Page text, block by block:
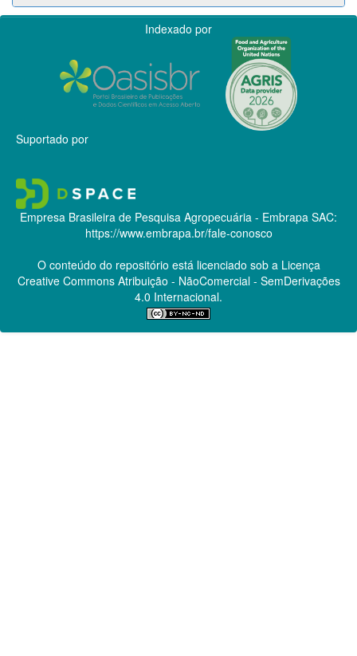
Indexado por
Suportado por
Empresa Brasileira de Pesquisa Agropecuária - Embrapa SAC:
https://www.embrapa.br/fale-conosco
O conteúdo do repositório está licenciado sob a Licença
Creative CommonsAtribuição - NãoComercial - SemDerivações
4.0 Internacional.